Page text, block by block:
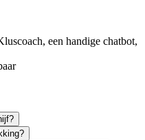
een handige chatbot,